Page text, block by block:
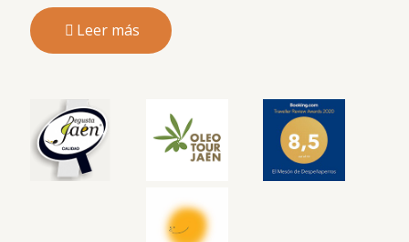
Leer más